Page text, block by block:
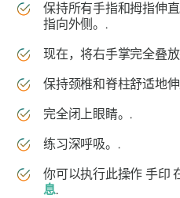
保持所有手指和拇指伸
指向外侧。.
现在，将右手掌完全叠
保持颈椎和脊柱舒适地
完全闭上眼睛。.
练习深呼吸。.
你可以执行此操作 手印
息.